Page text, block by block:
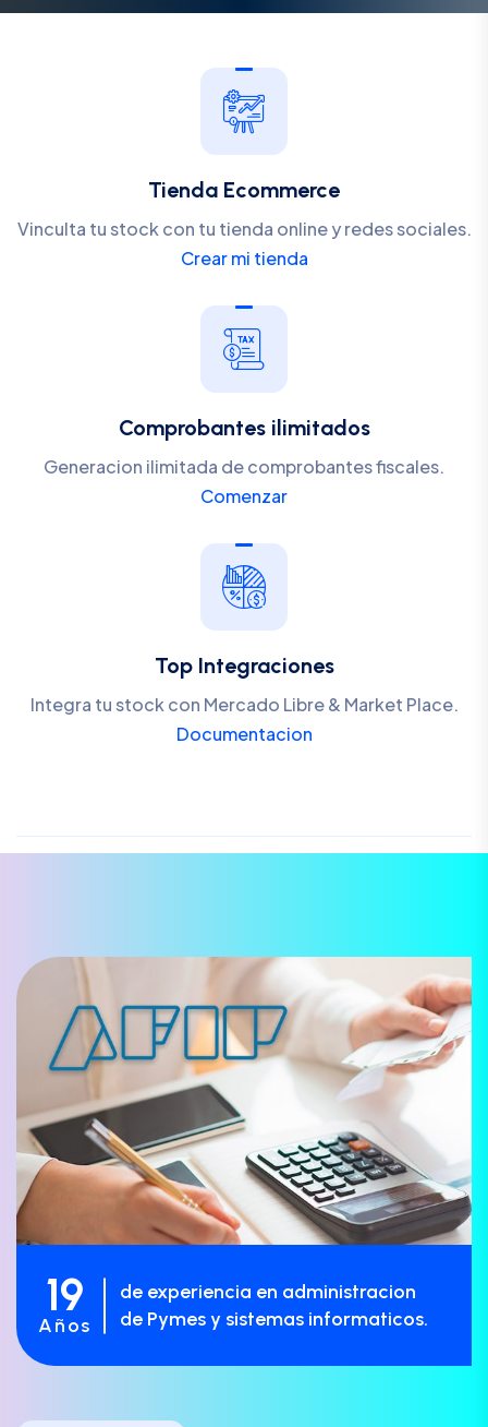
Tienda Ecommerce
Vinculta tu stock con tu tienda online y redes sociales.
Crear mi tienda
Comprobantes ilimitados
Generacion ilimitada de comprobantes fiscales.
Comenzar
Top Integraciones
Integra tu stock con Mercado Libre & Market Place.
Documentacion
19
Años
de experiencia en administracion
de Pymes y sistemas informaticos.